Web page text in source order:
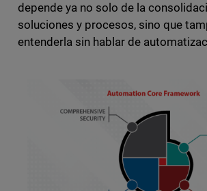
depende ya no solo de la
soluciones y procesos, sino que
entenderla sin hablar de